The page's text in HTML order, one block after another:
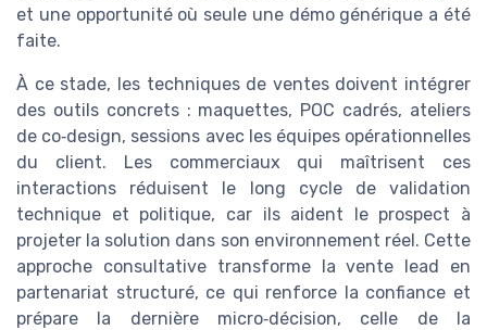
et une opportunité où seule une démo générique a été
faite.
À ce stade, les techniques de ventes doivent intégrer
des outils concrets : maquettes, POC cadrés, ateliers
de co‑design, sessions avec les équipes opérationnelles
du client. Les commerciaux qui maîtrisent ces
interactions réduisent le long cycle de validation
technique et politique, car ils aident le prospect à
projeter la solution dans son environnement réel. Cette
approche consultative transforme la vente lead en
partenariat structuré, ce qui renforce la confiance et
prépare la dernière micro‑décision, celle de la